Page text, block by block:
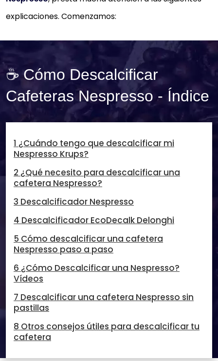
explicaciones. Comenzamos:
☕ Cómo Descalcificar
Cafeteras Nespresso - Índice
1 ¿Cuándo tengo que descalcificar mi
Nespresso Krups?
2 ¿Qué necesito para descalcificar una
cafetera Nespresso?
3 Descalcificador Nespresso
4 Descalcificador EcoDecalk Delonghi
5 Cómo descalcificar una cafetera
Nespresso paso a paso
6 ¿Cómo Descalcificar una Nespresso?
Vídeos
7 Descalcificar una cafetera Nespresso sin
pastillas
8 Otros consejos útiles para descalcificar tu
cafetera